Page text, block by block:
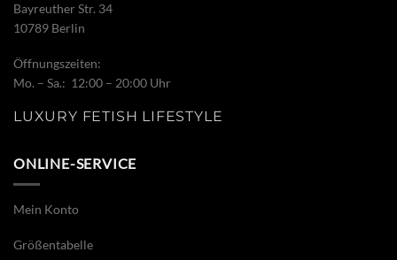
Bayreuther Str. 34
10789 Berlin
Öffnungszeiten:
Mo. – Sa.: 12:00 – 20:00 Uhr
LUXURY FETISH LIFESTYLE
ONLINE-SERVICE
Mein Konto
Größentabelle